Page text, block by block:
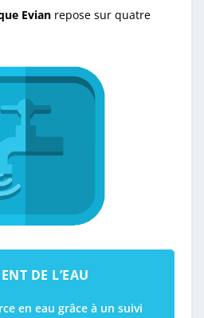
Evianrepose sur quatre
DE L’EAU
en eau grâce à un suivi